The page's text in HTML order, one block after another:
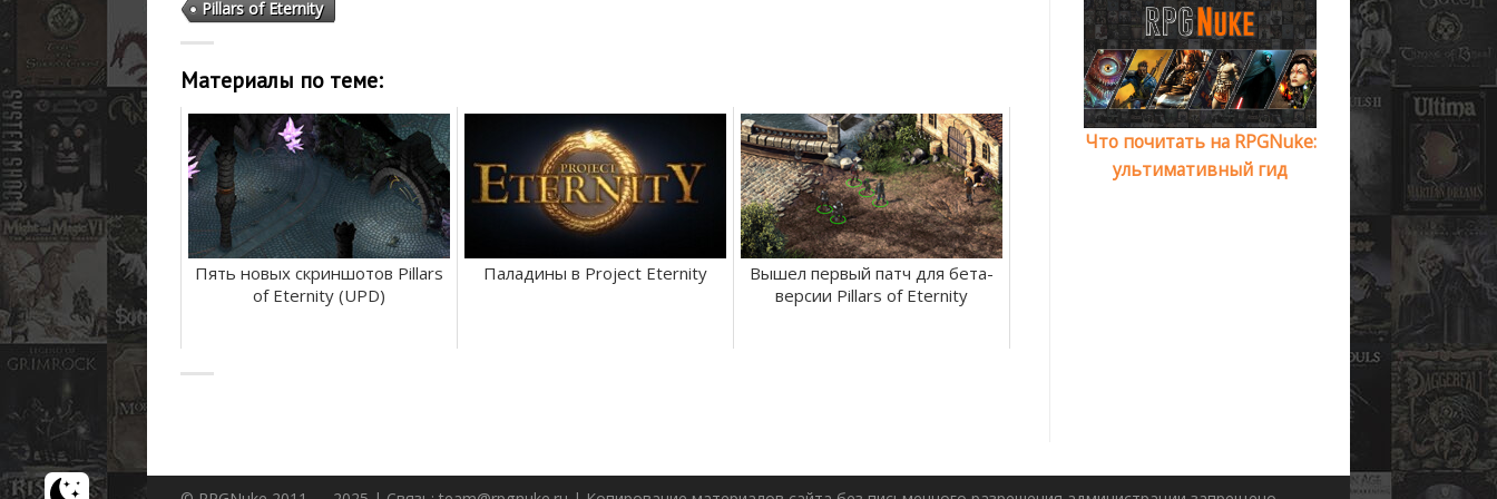
Pillars of Eternity
Материалы по теме:
Пять новых скриншотов Pillars
of Eternity (UPD)
Паладины в Project Eternity
Вышел первый патч для бета-
версии Pillars of Eternity
Что почитать на RPGNuke:
ультимативный гид